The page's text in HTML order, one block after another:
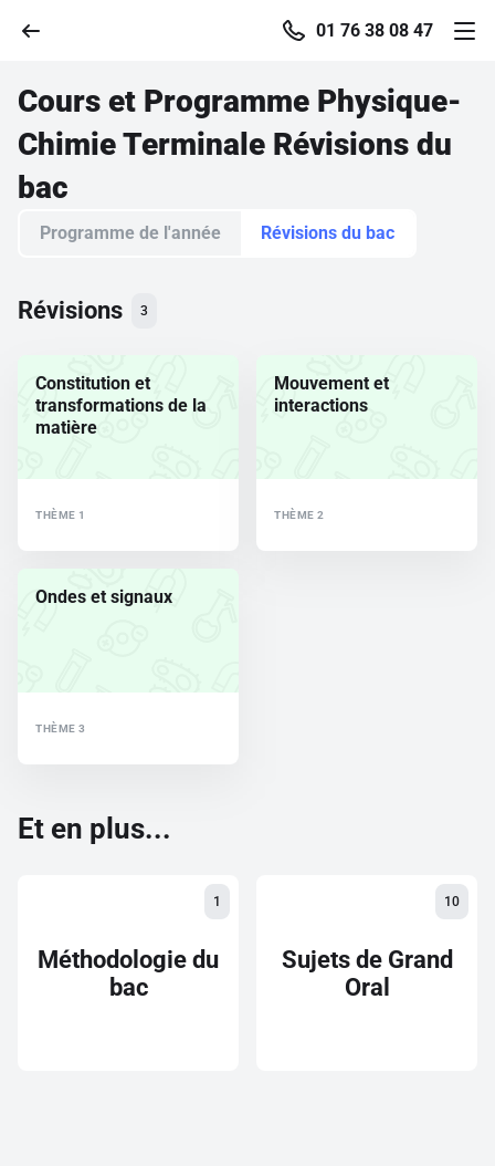
01 76 38 08 47
Accueil
Parcourir
Recherche
Cours et Programme Physique-
Chimie Terminale Révisions du
bac
Programme de l'année Révisions du bac
Révisions 3
Constitution et
transformations de la
matière
THÈME 1
Mouvement et
interactions
THÈME 2
Ondes et signaux
THÈME 3
Méthodologie du
bac
1
Sujets de Grand
Oral
10
Et en plus...